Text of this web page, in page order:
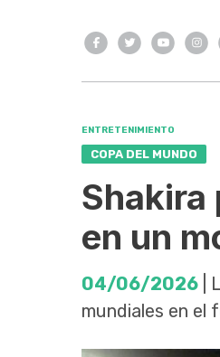
ENTRETENIMIENTO
COPA DEL MUNDO
Shakira
en un
04/06/2026 |
mundiales en el